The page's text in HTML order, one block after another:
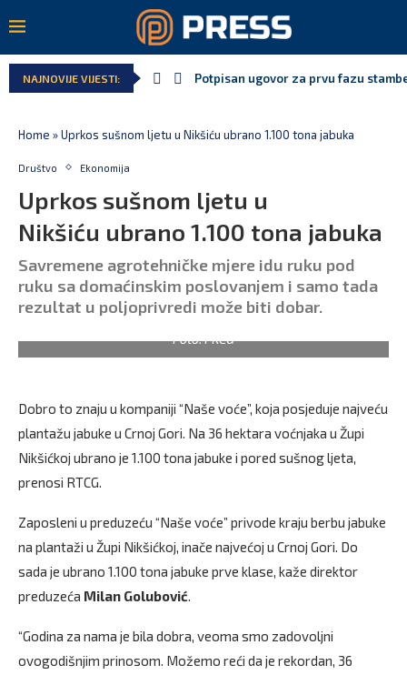
NAJNOVIJE VIJESTI: Potpisan ugovor za prvu fazu
Home »Uprkos sušnom ljetu u Nikšiću ubrano 1.100 tona jabuka
Društvo Ekonomija
Uprkos sušnom ljetu u
Nikšiću ubrano 1.100 tona jabuka
Savremene agrotehničke mjere idu ruku pod
ruku sa domaćinskim poslovanjem i samo tada
rezultat u poljoprivredi može biti dobar.
Foto: PKCG
Dobro to znaju u kompaniji “Naše voće”, koja posjeduje najveću
plantažu jabuke u Crnoj Gori. Na 36 hektara voćnjaka u Župi
Nikšićkoj ubrano je 1.100 tona jabuke i pored sušnog ljeta,
prenosi RTCG.
Zaposleni u preduzeću “Naše voće” privode kraju berbu jabuke
na plantaži u Župi Nikšićkoj, inače najvećoj u Crnoj Gori. Do
sada je ubrano 1.100 tona jabuke prve klase, kaže direktor
preduzeća Milan Golubović.
“Godina za nama je bila dobra, veoma smo zadovoljni
ovogodišnjim prinosom. Možemo reći da je rekordan, 36